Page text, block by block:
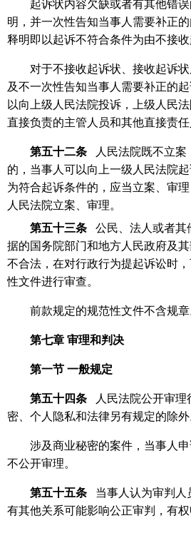
起诉状内容欠缺或者有其他错
明，并一次性告知当事人需要补正
释明即以起诉不符合条件为由不接收
对于不接收起诉状、接收起诉
及不一次性告知当事人需要补正的
以向上级人民法院投诉，上级人民
直接负责的主管人员和其他直接责任
第五十二条
人民法院既不立
的，当事人可以向上一级人民法院
为符合起诉条件的，应当立案、审
人民法院立案、审理。
第五十三条
公民、法人或者其
据的国务院部门和地方人民政府及
不合法，在对行政行为提起诉讼时
性文件进行审查。
前款规定的规范性文件不含规章
第七章 审理和判决
第一节 一般规定
第五十四条
人民法院公开审
密、个人隐私和法律另有规定的除外
涉及商业秘密的案件，当事人
不公开审理。
第五十五条
当事人认为审判
有其他关系可能影响公正审判，有权